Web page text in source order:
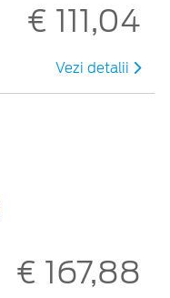
€ 111,04
Vezi detalii
€ 167,88